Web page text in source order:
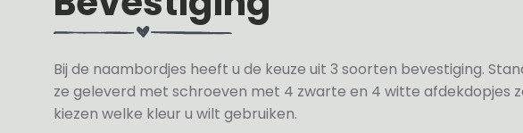
Bij de naambordjes heeft u de keuze uit 3 soorten bevestiging.
ze geleverd met schroeven met 4 zwarte en 4 witte afdekdopjes
kiezen welke kleur u wilt gebruiken.